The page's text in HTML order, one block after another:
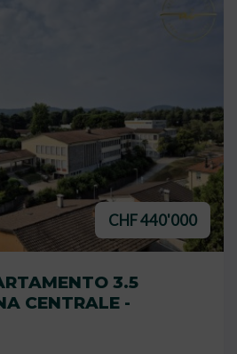
CHF 440'000
3.5
CENTRALE -